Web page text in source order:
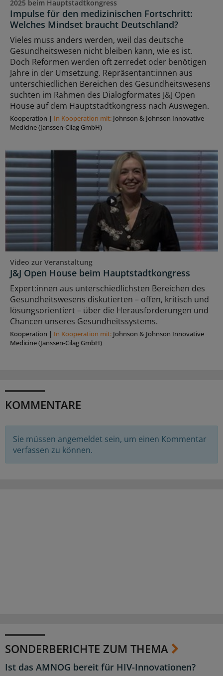
2025 beim Hauptstadtkongress
Impulse für den medizinischen Fortschritt:
Welches Mindset braucht Deutschland?
Vieles muss anders werden, weil das deutsche
Gesundheitswesen nicht bleiben kann, wie es ist.
Doch Reformen werden oft zerredet oder benötigen
Jahre in der Umsetzung. Repräsentant:innen aus
unterschiedlichen Bereichen des Gesundheitswesens
suchten im Rahmen des Dialogformates J&J Open
House auf dem Hauptstadtkongress nach Auswegen.
Kooperation | In Kooperation mit: Johnson & Johnson Innovative
Medicine (Janssen-Cilag GmbH)
Video zur Veranstaltung
J&J Open House beim Hauptstadtkongress
Expert:innen aus unterschiedlichsten Bereichen des
Gesundheitswesens diskutierten – offen, kritisch und
lösungsorientiert – über die Herausforderungen und
Chancen unseres Gesundheitssystems.
Kooperation | In Kooperation mit: Johnson & Johnson Innovative
Medicine (Janssen-Cilag GmbH)
KOMMENTARE
Sie müssen angemeldet sein, um einen Kommentar
verfassen zu können.
SONDERBERICHTE ZUM THEMA
Ist das AMNOG bereit für HIV-Innovationen?